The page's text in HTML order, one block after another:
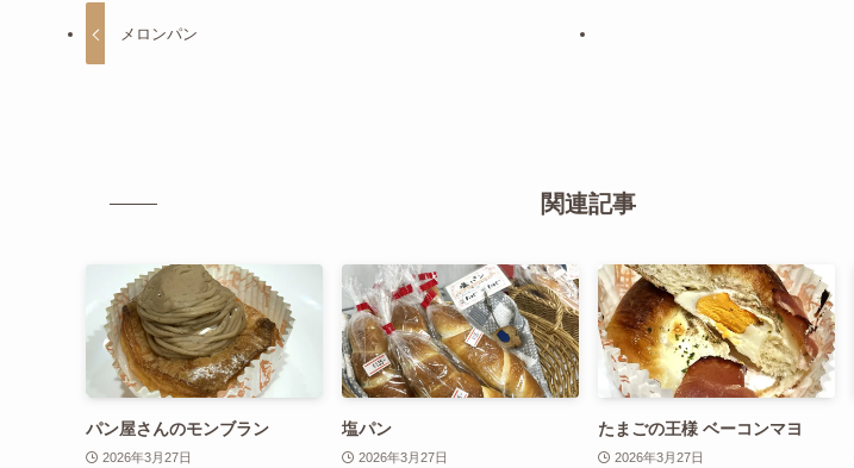
メロンパン
関連記事
パン屋さんのモンブラン
2026年3月27日
塩パン
2026年3月27日
たまごの王様 ベーコンマヨ
2026年3月27日